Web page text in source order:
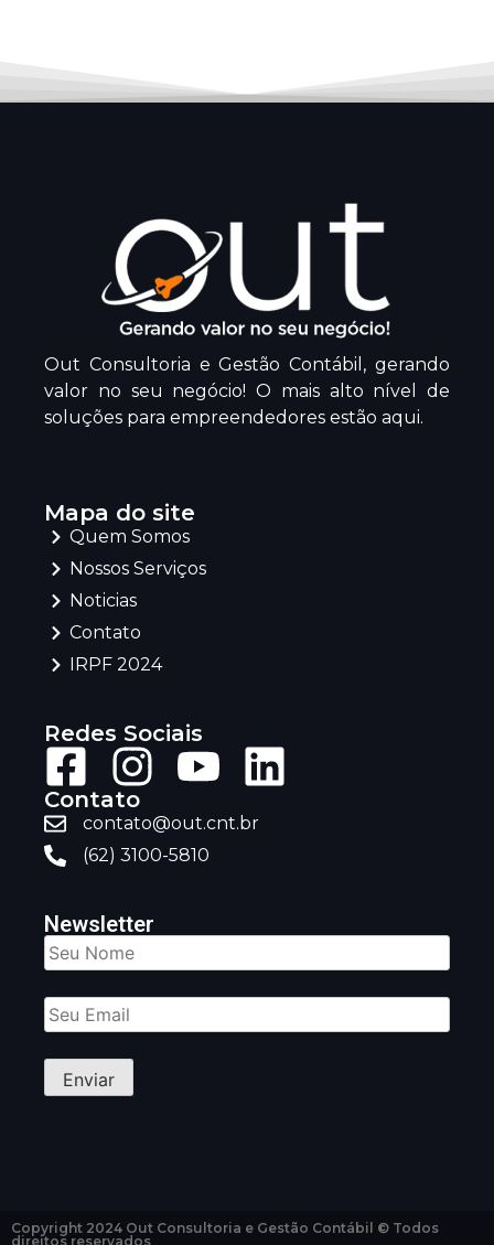
Out Consultoria e Gestão Contábil, gerando
valor no seu negócio! O mais alto nível de
soluções para empreendedores estão aqui.
Mapa do site
Quem Somos
Nossos Serviços
Noticias
Contato
IRPF 2024
Redes Sociais
Contato
contato@out.cnt.br
(62) 3100-5810
Newsletter
Copyright 2024 Out Consultoria e Gestão Contábil © Todos
direitos reservados